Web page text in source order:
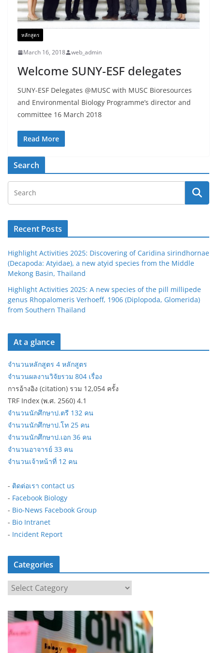
หลักสูตร
March 16, 2018 web_admin
Welcome SUNY-ESF delegates
SUNY-ESF Delegates @MUSC with MUSC Bioresources
and Environmental Biology Programme’s director and
committee 16 March 2018
Read More
Search
Recent Posts
Highlight Activities 2025: Discovering of Caridina sirindhornae
(Decapoda: Atyidae), a new atyid species from the Middle
Mekong Basin, Thailand
Highlight Activities 2025: A new species of the pill millipede
genus Rhopalomeris Verhoeff, 1906 (Diplopoda, Glomerida)
from Southern Thailand
At a glance
จำนวนหลักสูตร 4 หลักสูตร
จำนวนผลงานวิจัยรวม 804 เรื่อง
การอ้างอิง (citation) รวม 12,054 ครั้ง
TRF Index (พ.ศ. 2560) 4.1
จำนวนนักศึกษาป.ตรี 132 คน
จำนวนนักศึกษาป.โท 25 คน
จำนวนนักศึกษาป.เอก 36 คน
จำนวนอาจารย์ 33 คน
จำนวนเจ้าหน้าที่ 12 คน
- ติดต่อเรา contact us
- Facebook Biology
- Bio-News Facebook Group
- Bio Intranet
- Incident Report
Categories
a
t
e
g